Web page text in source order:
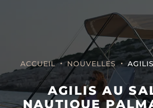
AGILIS 280E
ACCUEIL NOUVELLES
AGILIS AU
NAUTIQUE